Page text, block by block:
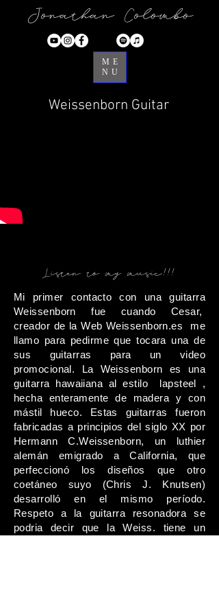
Jonathan Colombo
ME
NU
Weissenborn Guitar
Listen to my music!!!
Mi primer contacto con una guitarra
Weissenborn fue cuando Cesar,
creador de la Web Weissenborn.es me
llamo para pedirme que tocara una de
sus guitarras para un video
promocional. La Weissenborn es una
guitarra hawaiiana al estilo lapsteel ,
hecha enteramente de madera y con
mástil hueco. Estas guitarras fueron
fabricadas a principios del siglo XX por
Hermann C.Weissenborn, un luthier
alemán emigrado a California, que
perfeccionó los diseños que otro
coetáneo suyo (Chris J. Knutsen)
desarrolló en el mismo período.
Respeto a la guitarra resonadora se
podria decir que la Weiss. tiene un